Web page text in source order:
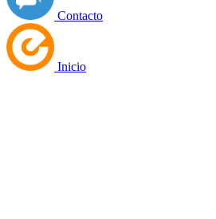
Contacto
Inicio